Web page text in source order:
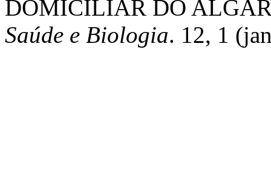
DOMICILIAR DO
Saúde e Biologia. 12, 1